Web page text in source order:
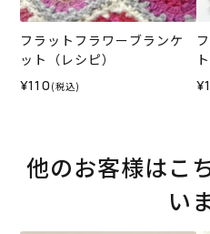
フラットフラワーブランケ
ット（レシピ）
¥110 (税込)
他のお客様はこ
い